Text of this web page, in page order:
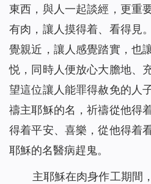
東西，與人一起談經，更重
有肉，讓人摸得着、看得見
覺親近，讓人感覺踏實，也
悦，同時人便放心大膽地、
望這位讓人能罪得赦免的人
禱主耶穌的名，祈禱從他得
得着平安、喜樂，從他得着
耶穌的名醫病趕鬼。
主耶穌在肉身作工期間